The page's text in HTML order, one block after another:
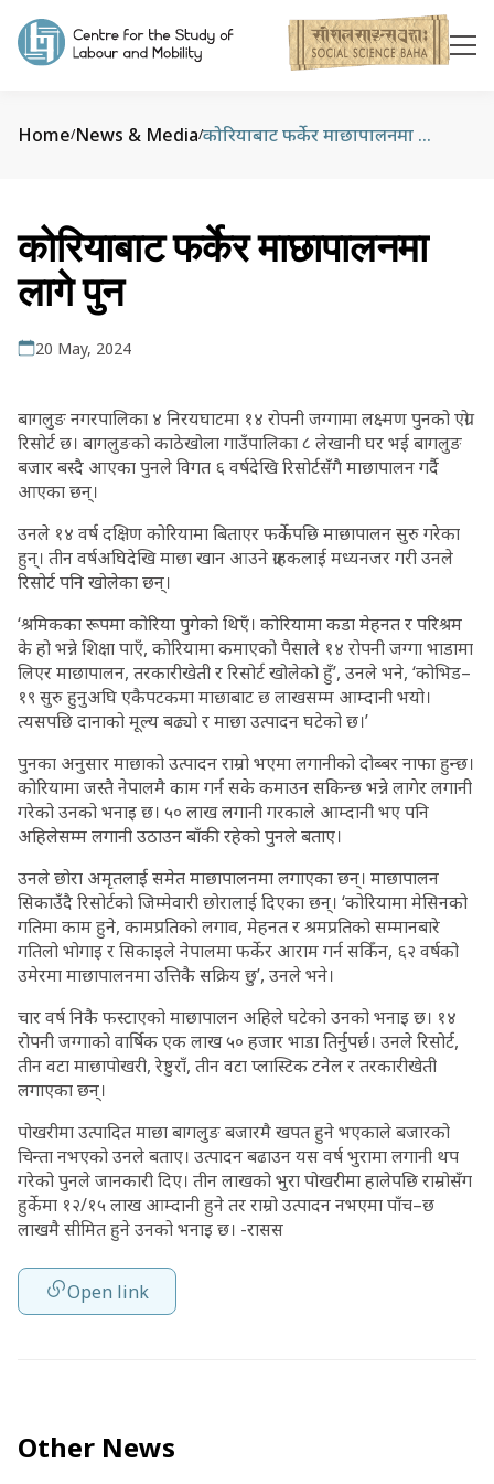
Home/News & Media/ कोरियाबाट फर्केर माछापालनमा लागे पुन
कोरियाबाट फर्केर माछापालनमा
लागे पुन
20 May, 2024
बागलुङ नगरपालिका ४ निरयघाटमा १४ रोपनी जग्गामा लक्ष्मण पुनको एग्रो
रिसोर्ट छ। बागलुङको काठेखोला गाउँपालिका ८ लेखानी घर भई बागलुङ
बजार बस्दै आएका पुनले विगत ६ वर्षदेखि रिसोर्टसँगै माछापालन गर्दै
आएका छन्।
उनले १४ वर्ष दक्षिण कोरियामा बिताएर फर्केपछि माछापालन सुरु गरेका
हुन्। तीन वर्षअघिदेखि माछा खान आउने ग्राहकलाई मध्यनजर गरी उनले
रिसोर्ट पनि खोलेका छन्।
‘श्रमिकका रूपमा कोरिया पुगेको थिएँ। कोरियामा कडा मेहनत र परिश्रम
के हो भन्ने शिक्षा पाएँ, कोरियामा कमाएको पैसाले १४ रोपनी जग्गा भाडामा
लिएर माछापालन, तरकारीखेती र रिसोर्ट खोलेको हुँ’, उनले भने, ‘कोभिड–
१९ सुरु हुनुअघि एकैपटकमा माछाबाट छ लाखसम्म आम्दानी भयो।
त्यसपछि दानाको मूल्य बढ्यो र माछा उत्पादन घटेको छ।’
पुनका अनुसार माछाको उत्पादन राम्रो भएमा लगानीको दोब्बर नाफा हुन्छ।
कोरियामा जस्तै नेपालमै काम गर्न सके कमाउन सकिन्छ भन्ने लागेर लगानी
गरेको उनको भनाइ छ। ५० लाख लगानी गरकाले आम्दानी भए पनि
अहिलेसम्म लगानी उठाउन बाँकी रहेको पुनले बताए।
उनले छोरा अमृतलाई समेत माछापालनमा लगाएका छन्। माछापालन
सिकाउँदै रिसोर्टको जिम्मेवारी छोरालाई दिएका छन्। ‘कोरियामा मेसिनको
गतिमा काम हुने, कामप्रतिको लगाव, मेहनत र श्रमप्रतिको सम्मानबारे
गतिलो भोगाइ र सिकाइले नेपालमा फर्केर आराम गर्न सकिँन, ६२ वर्षको
उमेरमा माछापालनमा उत्तिकै सक्रिय छु’, उनले भने।
चार वर्ष निकै फस्टाएको माछापालन अहिले घटेको उनको भनाइ छ। १४
रोपनी जग्गाको वार्षिक एक लाख ५० हजार भाडा तिर्नुपर्छ। उनले रिसोर्ट,
तीन वटा माछापोखरी, रेष्टुराँ, तीन वटा प्लास्टिक टनेल र तरकारीखेती
लगाएका छन्।
पोखरीमा उत्पादित माछा बागलुङ बजारमै खपत हुने भएकाले बजारको
चिन्ता नभएको उनले बताए। उत्पादन बढाउन यस वर्ष भुरामा लगानी थप
गरेको पुनले जानकारी दिए। तीन लाखको भुरा पोखरीमा हालेपछि राम्रोसँग
हुर्केमा १२/१५ लाख आम्दानी हुने तर राम्रो उत्पादन नभएमा पाँच–छ
लाखमै सीमित हुने उनको भनाइ छ। -रासस
Open link
Other News